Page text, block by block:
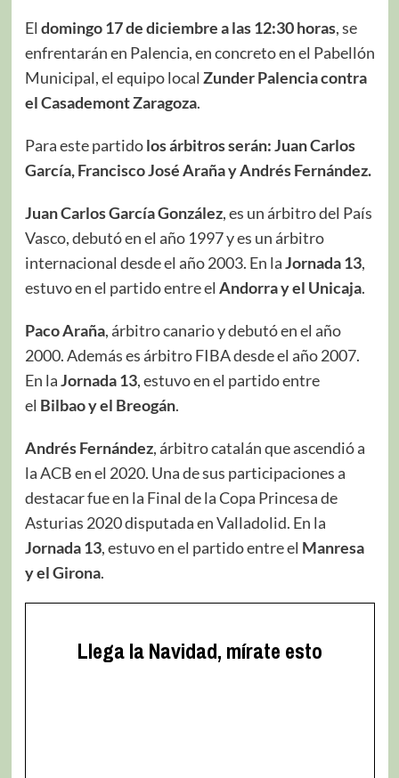
El domingo 17 de diciembre a las 12:30 horas, se
enfrentarán en Palencia, en concreto en el Pabellón
Municipal, el equipo local Zunder Palencia contra
el Casademont Zaragoza.
Para este partidolos árbitros serán: Juan Carlos
García, Francisco José Araña y Andrés Fernández.
Juan Carlos García González, es un árbitro del País
Vasco, debutó en el año 1997 y es un árbitro
internacional desde el año 2003. En laJornada 13,
estuvo en el partido entre el Andorra y el Unicaja.
Paco Araña, árbitro canario y debutó en el año
2000. Además es árbitro FIBA desde el año 2007.
En laJornada 13, estuvo en el partido entre
el Bilbao y el Breogán.
Andrés Fernández, árbitro catalán que ascendió a
la ACB en el 2020. ​​Una de sus participaciones a
destacar fue en la Final de la Copa Princesa de
Asturias 2020 disputada en Valladolid. En la
Jornada 13, estuvo en el partido entre el Manresa
y el Girona.
Llega la Navidad, mírate esto